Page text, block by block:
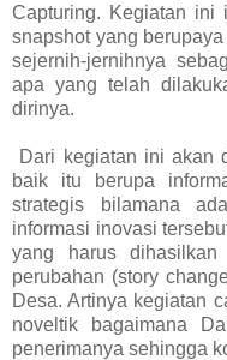
Capturing. Kegiatan ini
snapshot yang
sejernih-jernihnya
apa yang telah
dirinya.
Dari kegiatan ini akan
baik itu berupa
strategis bilamana
informasi inovasi
yang harus
perubahan (story
Desa. Artinya kegiatan
noveltik bagaimana
penerimanya sehingga